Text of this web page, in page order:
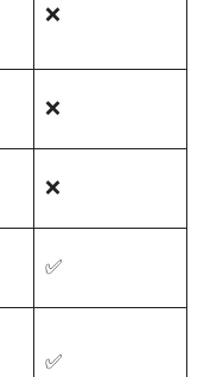
❌
❌
❌
✅
✅